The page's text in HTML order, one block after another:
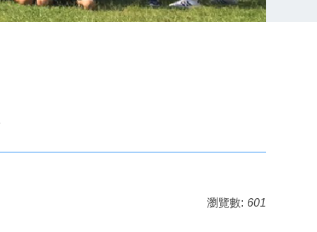
瀏覽數: 601